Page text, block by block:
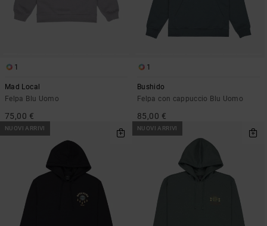
1
Mad Local
Felpa Blu Uomo
75,00 €
1
Bushido
Felpa con cappuccio Blu Uomo
85,00 €
NUOVI ARRIVI NUOVI ARRIVI